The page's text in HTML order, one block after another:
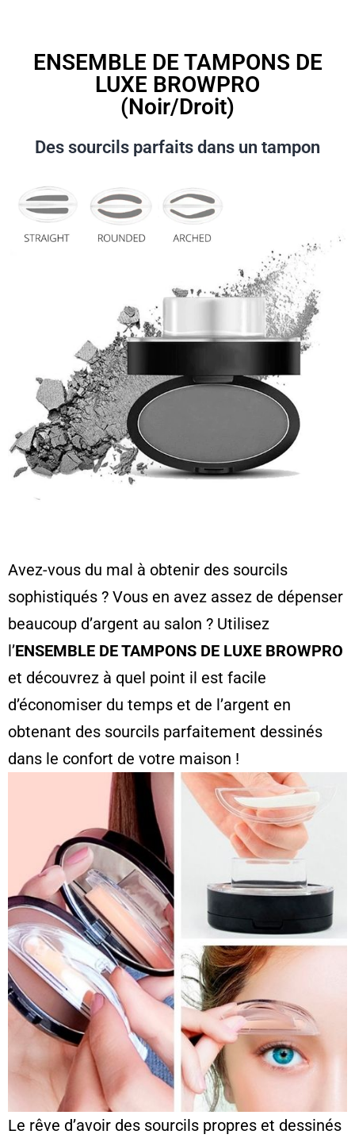
ENSEMBLE DE TAMPONS DE
LUXE BROWPRO
(Noir/Droit)
Des sourcils parfaits dans un tampon
Avez-vous du mal à obtenir des sourcils
sophistiqués ? Vous en avez assez de dépenser
beaucoup d’argent au salon ? Utilisez
l’ENSEMBLE DE TAMPONS DE LUXE BROWPRO
et découvrez à quel point il est facile
d’économiser du temps et de l’argent en
obtenant des sourcils parfaitement dessinés
dans le confort de votre maison !
Le rêve d’avoir des sourcils propres et dessinés